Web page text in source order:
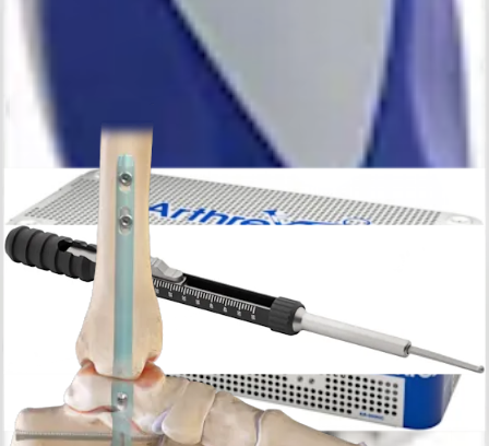
Schraubendreher, T20 Hexalobe
AR-9091-24
Schraubendreherschaft, T20 Hexalobe
AR-9091-25